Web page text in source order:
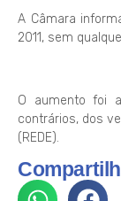
A Câmara
2011, sem
O aumento foi
contrários, dos
(REDE).